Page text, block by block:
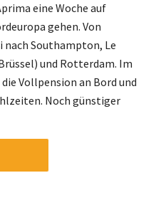
eine Woche auf
gehen. Von
nach Southampton, Le
und Rotterdam. Im
Vollpension an Bord und
Noch günstiger